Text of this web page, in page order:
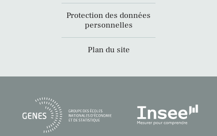
Protection des données
personnelles
Plan du site